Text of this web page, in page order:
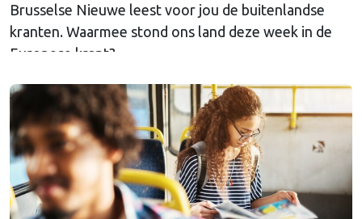
Brusselse Nieuwe leest voor jou de buitenlandse
kranten. Waarmee stond ons land deze week in de
Europese krant?